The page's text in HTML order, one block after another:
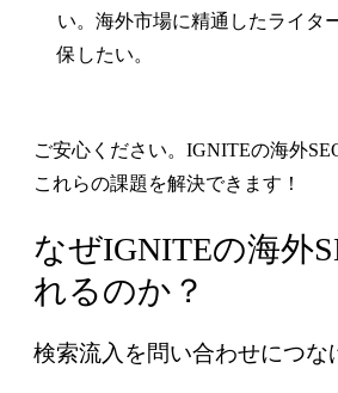
い。海外市場に精通したライタ
保したい。
ご安心ください。IGNITEの海外
これらの課題を解決できます！
なぜIGNITEの海外
れるのか？
検索流入を問い合わせにつな